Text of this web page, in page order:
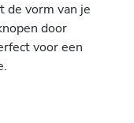
de vorm van je
door
voor een